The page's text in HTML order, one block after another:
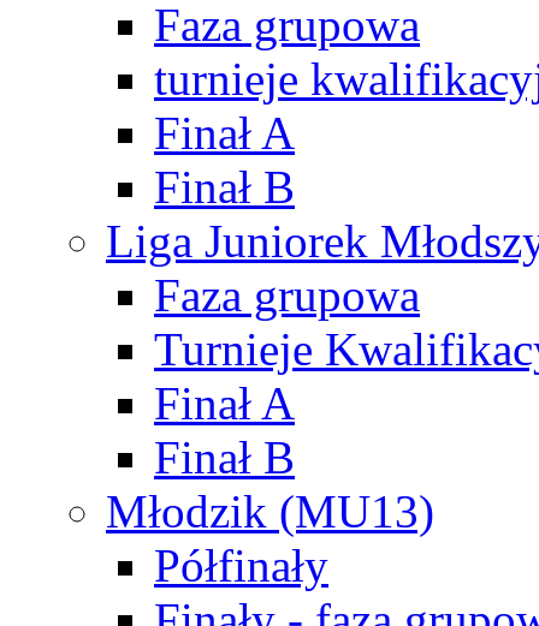
Faza grupowa
turnieje
Finał A
Finał B
Liga Juniorek
Faza grupowa
Turnieje
Finał A
Finał B
Młodzik (MU13)
Półfinały